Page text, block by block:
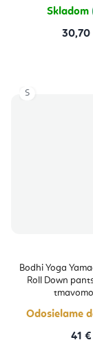
Skladom
30,70
Bodhi Yoga
Roll Down
Odosielame
41 €
S